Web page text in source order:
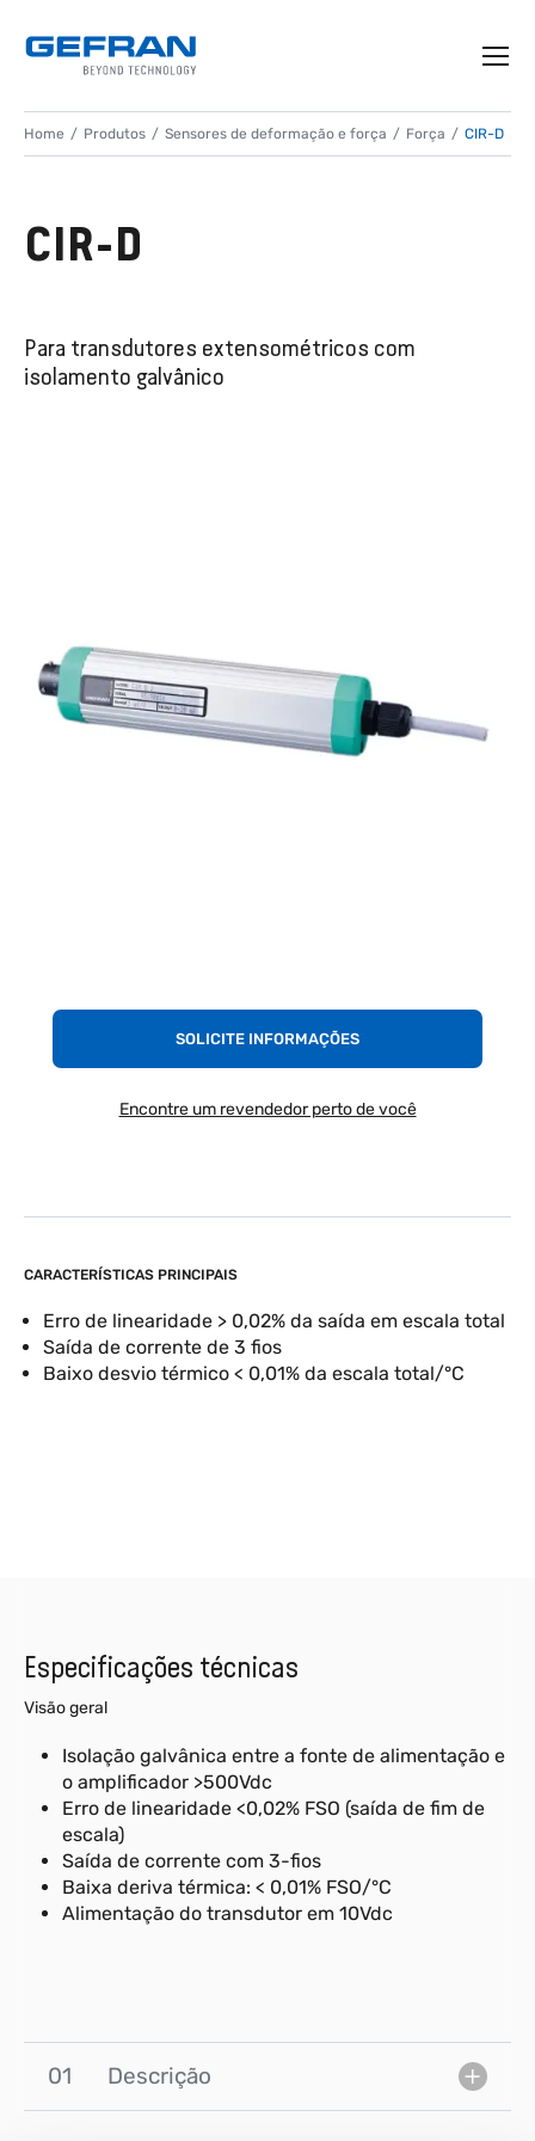
Home Produtos Sensores de deformação e força Força CIR-D
CIR-D
Para transdutores extensométricos com
isolamento galvânico
CARACTERÍSTICAS PRINCIPAIS
Erro de linearidade > 0,02% da saída em escala total
Saída de corrente de 3 fios
Baixo desvio térmico < 0,01% da escala total/°C
SOLICITE INFORMAÇÕES
Encontre um revendedor perto de você
Especificações técnicas
Visão geral
Isolação galvânica entre a fonte de alimentação e
o amplificador >500Vdc
Erro de linearidade <0,02% FSO (saída de fim de
escala)
Saída de corrente com 3-fios
Baixa deriva térmica: < 0,01% FSO/°C
Alimentação do transdutor em 10Vdc
01 Descrição